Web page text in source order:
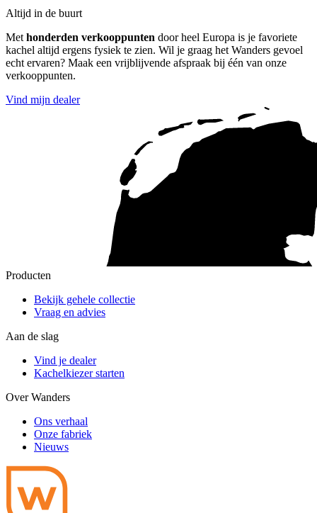
Altijd in de buurt
Met honderden verkooppunten door heel Europa is je favoriete
kachel altijd ergens fysiek te zien. Wil je graag het Wanders gevoel
echt ervaren? Maak een vrijblijvende afspraak bij één van onze
verkooppunten.
Vind mijn dealer
Producten
Bekijk gehele collectie
Vraag en advies
Aan de slag
Vind je dealer
Kachelkiezer starten
Over Wanders
Ons verhaal
Onze fabriek
Nieuws